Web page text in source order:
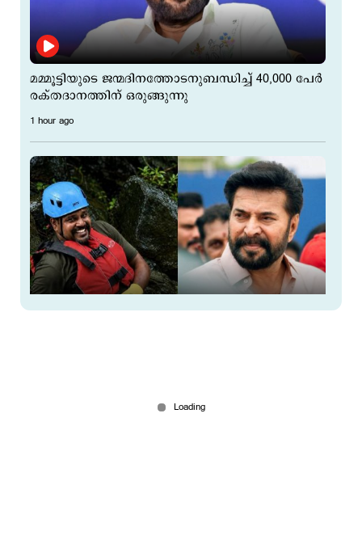
മമ്മൂട്ടിയുടെ ജന്മദിനത്തോടനുബന്ധിച്ച് 40,000 പേർ
രക്തദാനത്തിന് ഒരുങ്ങുന്നു
1 hour ago